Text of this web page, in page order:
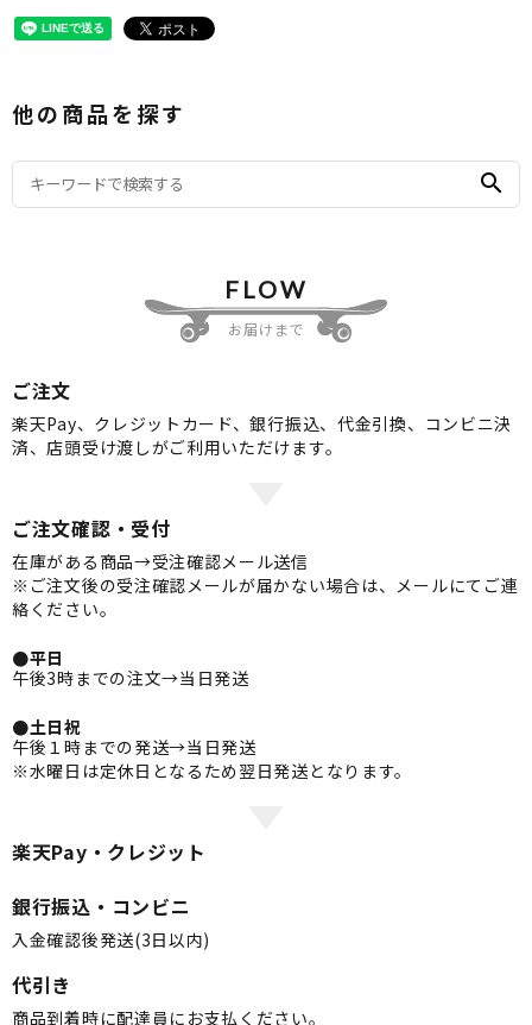
他の商品を探す
search
FLOW
お届けまで
ご注文
楽天Pay、クレジットカード、銀行振込、代金引換、コンビニ決
済、店頭受け渡しがご利用いただけます。
ご注文確認・受付
在庫がある商品→受注確認メール送信
※ご注文後の受注確認メールが届かない場合は、メールにてご連
絡ください。
●平日
午後3時までの注文→当日発送
●土日祝
午後１時までの発送→当日発送
※水曜日は定休日となるため翌日発送となります。
楽天Pay・クレジット
銀行振込・コンビニ
入金確認後発送(3日以内)
代引き
商品到着時に配達員にお支払ください。